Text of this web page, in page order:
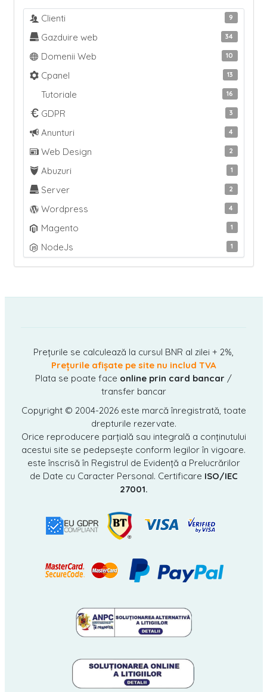
9
Clienti
34
Gazduire web
10
Domenii Web
13
Cpanel
16
Tutoriale
3
GDPR
4
Anunturi
2
Web Design
1
Abuzuri
2
Server
4
Wordpress
1
Magento
1
NodeJs
Prețurile se calculează la cursul BNR al zilei + 2%,
Prețurile afișate pe site nu includ TVA
Plata se poate face online prin card bancar /
transfer bancar
Copyright © 2004-2026 este marcă înregistrată, toate
drepturile rezervate.
Orice reproducere parțială sau integrală a conținutului
acestui site se pedepsește conform legilor în vigoare.
este înscrisă în Registrul de Evidență a Prelucrărilor
de Date cu Caracter Personal. Certificare ISO/IEC
27001.